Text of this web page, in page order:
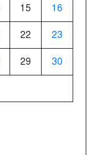
15 16
22 23
29 30